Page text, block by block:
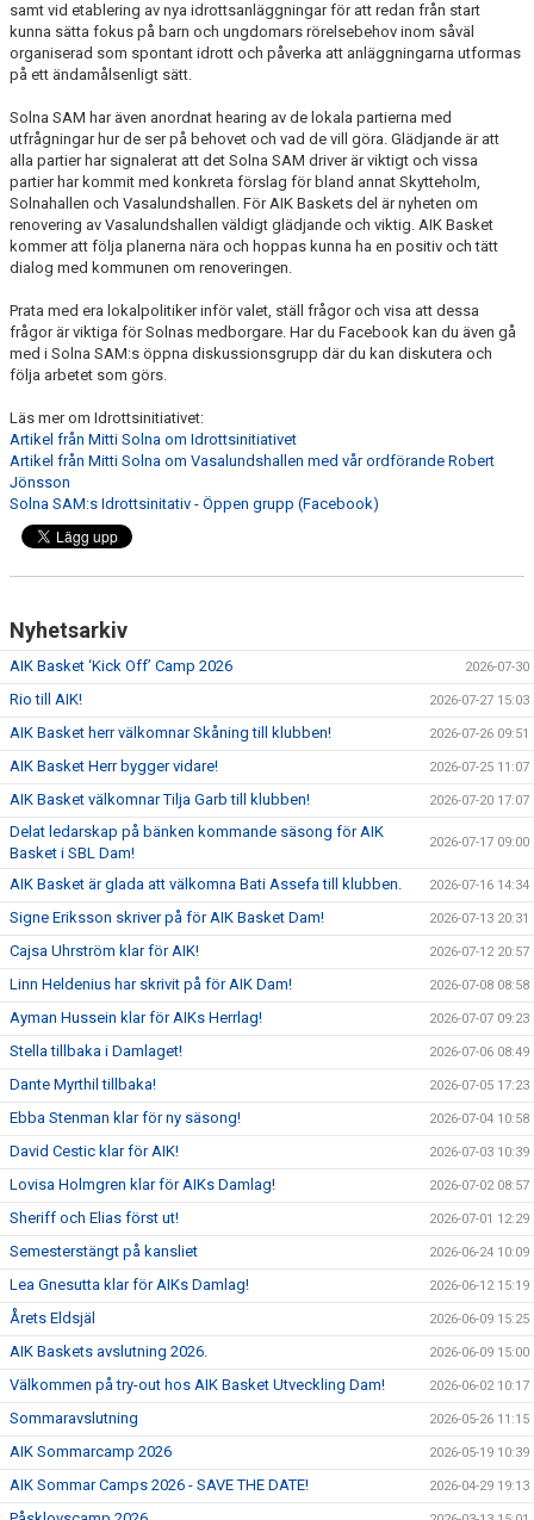
samt vid etablering av nya idrottsanläggningar för att redan från start
kunna sätta fokus på barn och ungdomars rörelsebehov inom såväl
organiserad som spontant idrott och påverka att anläggningarna utformas
på ett ändamålsenligt sätt.
Solna SAM har även anordnat hearing av de lokala partierna med
utfrågningar hur de ser på behovet och vad de vill göra. Glädjande är att
alla partier har signalerat att det Solna SAM driver är viktigt och vissa
partier har kommit med konkreta förslag för bland annat Skytteholm,
Solnahallen och Vasalundshallen. För AIK Baskets del är nyheten om
renovering av Vasalundshallen väldigt glädjande och viktig. AIK Basket
kommer att följa planerna nära och hoppas kunna ha en positiv och tätt
dialog med kommunen om renoveringen.
Prata med era lokalpolitiker inför valet, ställ frågor och visa att dessa
frågor är viktiga för Solnas medborgare. Har du Facebook kan du även gå
med i Solna SAM:s öppna diskussionsgrupp där du kan diskutera och
följa arbetet som görs.
Läs mer om Idrottsinitiativet:
Artikel från Mitti Solna om Idrottsinitiativet
Artikel från Mitti Solna om Vasalundshallen med vår ordförande Robert
Jönsson
Solna SAM:s Idrottsinitativ - Öppen grupp (Facebook)
Nyhetsarkiv
AIK Basket ‘Kick Off’ Camp 2026 2026-07-30
Rio till AIK! 2026-07-27 15:03
AIK Basket herr välkomnar Skåning till klubben! 2026-07-26 09:51
AIK Basket Herr bygger vidare! 2026-07-25 11:07
AIK Basket välkomnar Tilja Garb till klubben! 2026-07-20 17:07
Delat ledarskap på bänken kommande säsong för AIK
Basket i SBL Dam!
2026-07-17 09:00
AIK Basket är glada att välkomna Bati Assefa till klubben. 2026-07-16 14:34
Signe Eriksson skriver på för AIK Basket Dam! 2026-07-13 20:31
Cajsa Uhrström klar för AIK! 2026-07-12 20:57
Linn Heldenius har skrivit på för AIK Dam! 2026-07-08 08:58
Ayman Hussein klar för AIKs Herrlag! 2026-07-07 09:23
Stella tillbaka i Damlaget! 2026-07-06 08:49
Dante Myrthil tillbaka! 2026-07-05 17:23
Ebba Stenman klar för ny säsong! 2026-07-04 10:58
David Cestic klar för AIK! 2026-07-03 10:39
Lovisa Holmgren klar för AIKs Damlag! 2026-07-02 08:57
Sheriff och Elias först ut! 2026-07-01 12:29
Semesterstängt på kansliet 2026-06-24 10:09
Lea Gnesutta klar för AIKs Damlag! 2026-06-12 15:19
Årets Eldsjäl 2026-06-09 15:25
AIK Baskets avslutning 2026. 2026-06-09 15:00
Välkommen på try-out hos AIK Basket Utveckling Dam! 2026-06-02 10:17
Sommaravslutning 2026-05-26 11:15
AIK Sommarcamp 2026 2026-05-19 10:39
AIK Sommar Camps 2026 - SAVE THE DATE! 2026-04-29 19:13